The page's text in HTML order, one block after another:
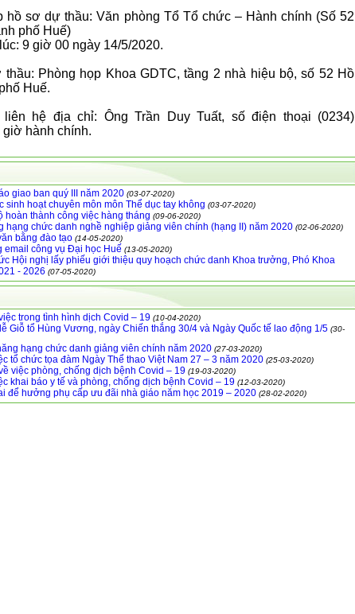
hồ sơ dự thầu: Văn phòng Tổ Tổ chức – Hành chính (Số 52
phố Huế)
9 giờ 00 ngày 14/5/2020.
Phòng họp Khoa GDTC, tầng 2 nhà hiệu bộ, số 52 Hồ
Huế.
liên hệ địa chỉ: Ông Trần Duy Tuất, số điện thoại (0234)
hành chính.
giao ban quý III năm 2020 (03-07-2020)
sinh hoạt chuyên môn môn Thể dục tay không (03-07-2020)
hoàn thành công việc hàng tháng (09-06-2020)
hạng chức danh nghề nghiệp giảng viên chính (hạng II) năm 2020 (02-06-2020)
bằng đào tạo (14-05-2020)
email công vụ Đại học Huế (13-05-2020)
Hội nghị lấy phiếu giới thiệu quy hoạch chức danh Khoa trưởng, Phó Khoa
- 2026 (07-05-2020)
trong tình hình dịch Covid – 19 (10-04-2020)
Giỗ tổ Hùng Vương, ngày Chiến thắng 30/4 và Ngày Quốc tế lao động 1/5 (30-
hạng chức danh giảng viên chính năm 2020 (27-03-2020)
tổ chức tọa đàm Ngày Thể thao Việt Nam 27 – 3 năm 2020 (25-03-2020)
việc phòng, chống dịch bệnh Covid – 19 (19-03-2020)
khai báo y tế và phòng, chống dịch bệnh Covid – 19 (12-03-2020)
để hưởng phụ cấp ưu đãi nhà giáo năm học 2019 – 2020 (28-02-2020)